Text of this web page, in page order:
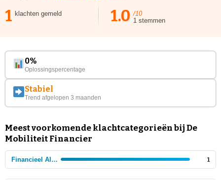
1 klachten gemeld 1.0 /10
1 stemmen
0%
Oplossingspercentage
Stabiel
Trend afgelopen 3 maanden
Meest voorkomende klachtcategorieën bij De
Mobiliteit Financier
Financieel Algemeen 1